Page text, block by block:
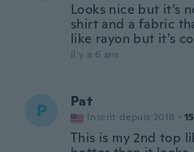
Looks nice but it’s
shirt and a fabric
like rayon but it’s
il y a 6 ans
P Pat
Inscrit depuis 2018 ·
This is my 2nd top